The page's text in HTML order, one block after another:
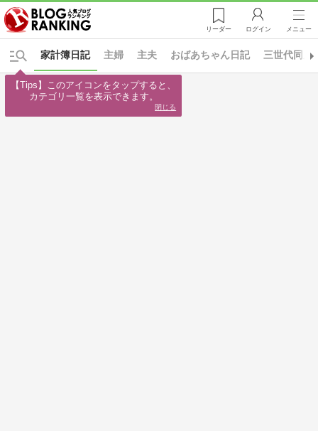
リーダー ログイン メニュー
主婦 主夫 おばあちゃん日記 三世代同居
家計簿日記
【Tips】このアイコンをタップすると、
カテゴリ一覧を表示できます。
閉じる